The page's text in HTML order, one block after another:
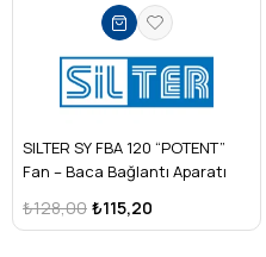
SILTER SY FBA 120 “POTENT”
Fan – Baca Bağlantı Aparatı
₺115,20
₺128,00